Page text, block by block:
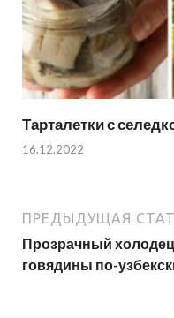
Тарталетки с
16.12.2022
ПРЕДЫДУЩАЯ
Прозрачный
говядины по-